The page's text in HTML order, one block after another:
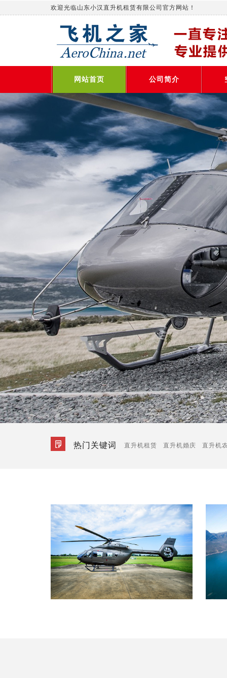
欢迎光临山东小汉直升机租赁有限公司官方网站！
网站首页 公司简介
热门关键词 直升机租赁 直升机婚庆 直升机